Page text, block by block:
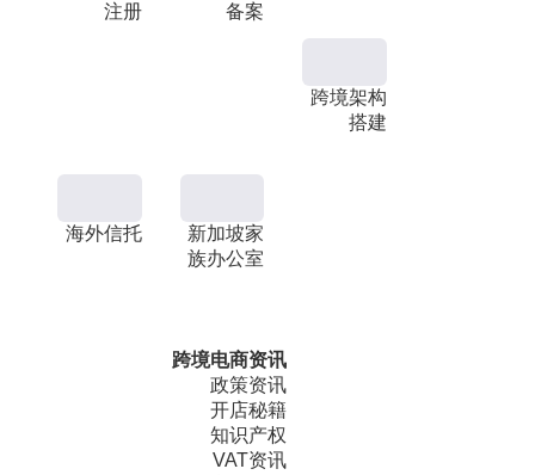
注册
备案
跨境架构
搭建
海外信托
新加坡家
族办公室
跨境电商资讯
政策资讯
开店秘籍
知识产权
VAT资讯